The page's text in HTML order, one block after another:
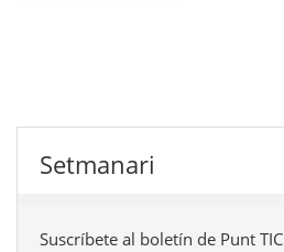
Setmanari
Suscríbete al boletín de Punt TIC